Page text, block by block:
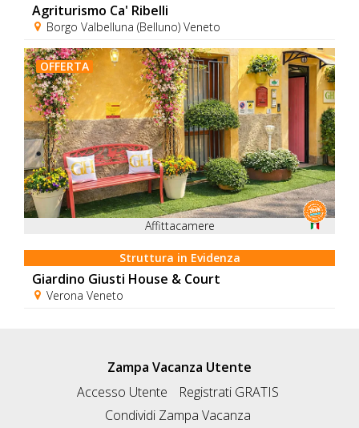
Agriturismo Ca' Ribelli
Borgo Valbelluna (Belluno) Veneto
OFFERTA
Affittacamere
Struttura in Evidenza
Giardino Giusti House & Court
Verona Veneto
Zampa Vacanza Utente
Accesso Utente
Registrati GRATIS
Condividi Zampa Vacanza